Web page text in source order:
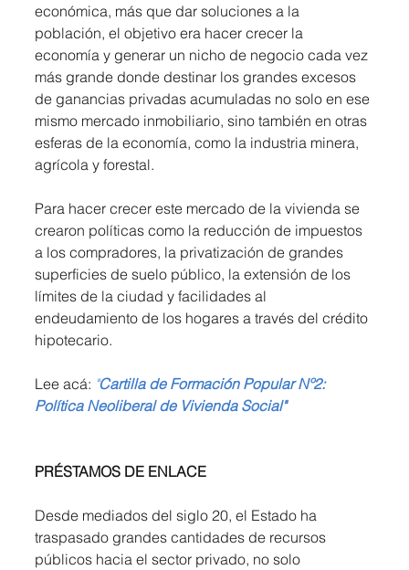
económica, más que dar soluciones a la
población, el objetivo era hacer crecer la
economía y generar un nicho de negocio cada vez
más grande donde destinar los grandes excesos
de ganancias privadas acumuladas no solo en ese
mismo mercado inmobiliario, sino también en otras
esferas de la economía, como la industria minera,
agrícola y forestal.
Para hacer crecer este mercado de la vivienda se
crearon políticas como la reducción de impuestos
a los compradores, la privatización de grandes
superficies de suelo público, la extensión de los
límites de la ciudad y facilidades al
endeudamiento de los hogares a través del crédito
hipotecario.
Lee acá: "Cartilla de Formación Popular Nº2:
Política Neoliberal de Vivienda Social"
PRÉSTAMOS DE ENLACE
Desde mediados del siglo 20, el Estado ha
traspasado grandes cantidades de recursos
públicos hacia el sector privado, no solo